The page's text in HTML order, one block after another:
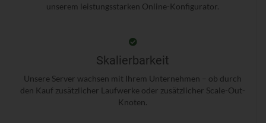
unserem leistungsstarken Online-Konfigurator.
Skalierbarkeit
Unsere Server wachsen mit Ihrem Unternehmen – ob durch
den Kauf zusätzlicher Laufwerke oder zusätzlicher Scale-Out-
Knoten.